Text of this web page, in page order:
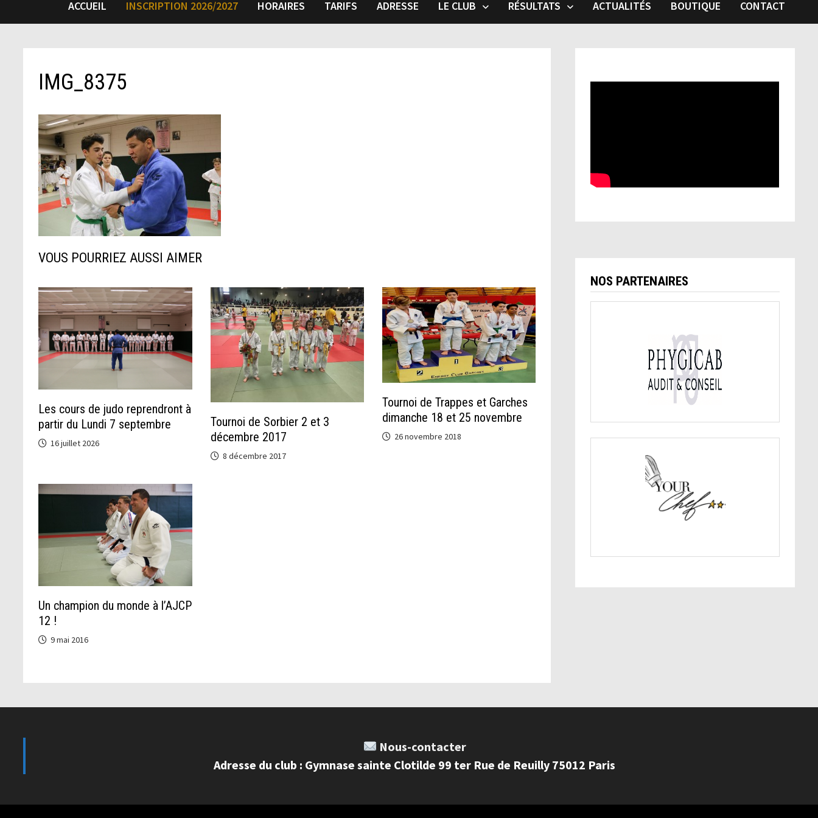
ACCUEIL INSCRIPTION 2026/2027 HORAIRES TARIFS ADRESSE LE CLUB RÉSULTATS ACTUALITÉS BOUTIQUE CONTACT
IMG_8375
VOUS POURRIEZ AUSSI AIMER
Les cours de judo reprendront à
partir du Lundi 7 septembre
16 juillet 2026
Tournoi de Sorbier 2 et 3
décembre 2017
8 décembre 2017
Tournoi de Trappes et Garches
dimanche 18 et 25 novembre
26 novembre 2018
Un champion du monde à l’AJCP
12 !
9 mai 2016
NOS PARTENAIRES
Nous-contacter
Adresse du club : Gymnase sainte Clotilde 99 ter Rue de Reuilly 75012 Paris